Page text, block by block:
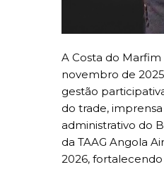
A Costa do Marfim
novembro de
gestão
do trade,
administrativo do
da TAAG Angola
2026,